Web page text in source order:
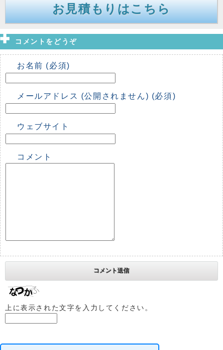
お見積もりはこちら
コメントをどうぞ
お名前 (必須)
メールアドレス (公開されません) (必須)
ウェブサイト
コメント
上に表示された文字を入力してください。